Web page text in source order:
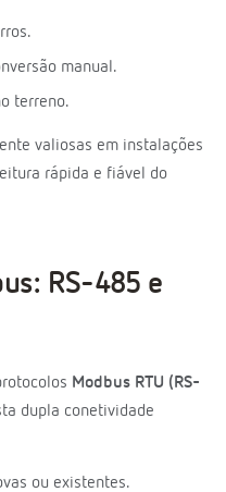
manual.
terreno.
valiosas em instalações
rápida e fiável do
RS-485 e
Modbus RTU (RS-
dupla conetividade
ou existentes.